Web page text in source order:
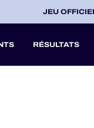
JEU
RÉSULTATS